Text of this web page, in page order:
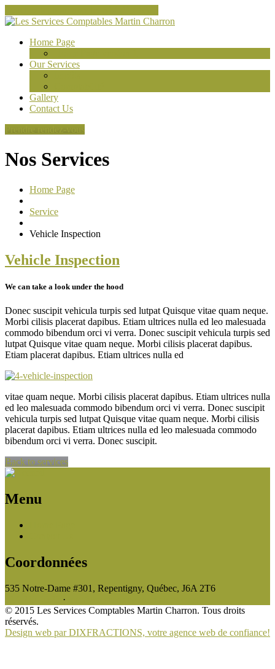
Home Page
OurServices
Gallery
Contact Us
Nos Services
Home Page
Service
Vehicle Inspection
Vehicle Inspection
We can take a look under the hood
Donec suscipit vehicula turpis sed lutpat Quisque vitae quam neque.
Morbi cilisis placerat dapibus. Etiam ultrices nulla ed leo malesuada
commodo bibendum orci vi verra. Donec suscipit vehicula turpis sed
lutpat Quisque vitae quam neque. Morbi cilisis placerat dapibus.
Etiam placerat dapibus. Etiam ultrices nulla ed
vitae quam neque. Morbi cilisis placerat dapibus. Etiam ultrices nulla
ed leo malesuada commodo bibendum orci vi verra. Donec suscipit
vehicula turpis sed lutpat Quisque vitae quam neque. Morbi cilisis
placerat dapibus. Etiam ultrices nulla ed leo malesuada commodo
bibendum orci vi verra. Donec suscipit.
Back to services
Menu
Coordonnées
535 Notre-Dame #301, Repentigny, Québec, J6A 2T6
·
© 2015 Les Services Comptables Martin Charron. Tous droits
réservés.
Design web par DIXFRACTIONS, votre agence web de confiance!